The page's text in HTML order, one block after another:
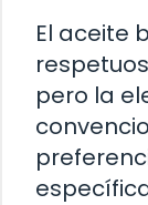
El aceite
pero la